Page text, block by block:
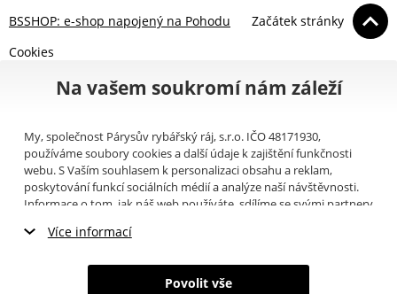
BSSHOP: e-shop napojený na Pohodu
Začátek stránky
Cookies
Na vašem soukromí nám záleží
My, společnost Párysův rybářský ráj, s.r.o. IČO 48171930,
používáme soubory cookies a další údaje k zajištění funkčnosti
webu. S Vaším souhlasem k personalizaci obsahu a reklam,
poskytování funkcí sociálních médií a analýze naší návštěvnosti.
Informace o tom, jak náš web používáte, sdílíme se svými partnery
můžete přečíst, jak tyto informace Google používá. Partneři tyto
poskytli nebo které získali v důsledku toho, že používáte jejich
služby. Tyto údaje zahrnují cookies, data z dalších úložišť, IP
Více informací
Nezbytné cookies
Povolit vše